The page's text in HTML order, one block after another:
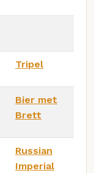
Tripel
Bier met
Brett
Russian
Imperial